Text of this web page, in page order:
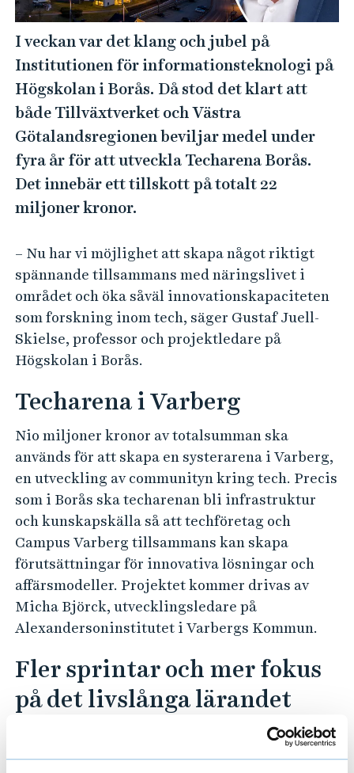
I veckan var det klang och jubel på
Institutionen för informationsteknologi på
Högskolan i Borås. Då stod det klart att
både Tillväxtverket och Västra
Götalandsregionen beviljar medel under
fyra år för att utveckla Techarena Borås.
Det innebär ett tillskott på totalt 22
miljoner kronor.
– Nu har vi möjlighet att skapa något riktigt
spännande tillsammans med näringslivet i
området och öka såväl innovationskapaciteten
som forskning inom tech, säger Gustaf Juell-
Skielse, professor och projektledare på
Högskolan i Borås.
Techarena i Varberg
Nio miljoner kronor av totalsumman ska
används för att skapa en systerarena i Varberg,
en utveckling av communityn kring tech. Precis
som i Borås ska techarenan bli infrastruktur
och kunskapskälla så att techföretag och
Campus Varberg tillsammans kan skapa
förutsättningar för innovativa lösningar och
affärsmodeller. Projektet kommer drivas av
Micha Björck, utvecklingsledare på
Alexandersoninstitutet i Varbergs Kommun.
Fler sprintar och mer fokus
på det livslånga lärandet
För högskolans del kommer det krävas fler